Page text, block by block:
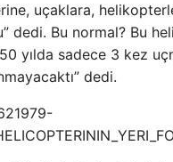
uçaklara,
dedi. Bu normal? Bu
yılda sadece 3 kez
dedi.